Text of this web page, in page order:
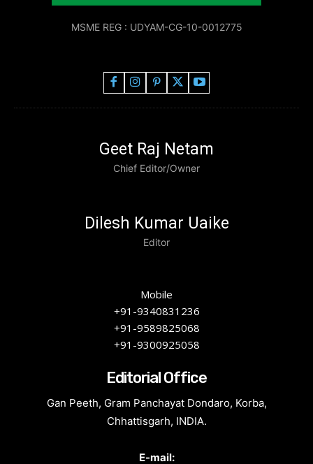
MSME REG : UDYAM-CG-10-0012775
Geet Raj Netam
Chief Editor/Owner
Dilesh Kumar Uaike
Editor
Mobile
+91-9340831236
+91-9589825068
+91-9300925058
Editorial Office
Gan Peeth, Gram Panchayat Dondaro, Korba,
Chhattisgarh, INDIA.
E-mail: